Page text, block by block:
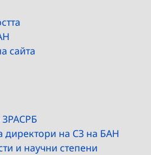
сайта
директори на СЗ на БАН
и научни степени